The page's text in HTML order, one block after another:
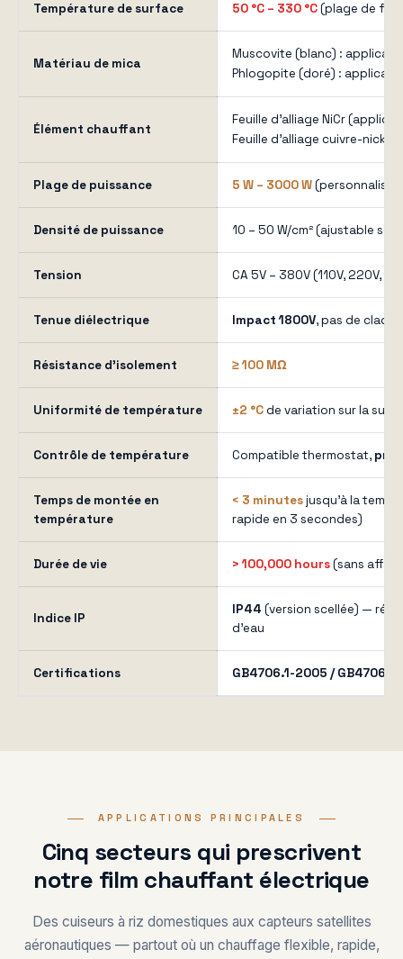
Température de surface 50 °C – 330 °C(plage de
Matériau de mica
Muscovite (blanc) :
Phlogopite (doré) :
Élément chauffant
Feuille d'alliage NiCr
Feuille d'alliage cuivre-
Plage de puissance 5 W – 3000 W
Densité de puissance 10 – 50 W/cm² (ajustable
Tension CA 5V – 380V (110V, 220V,
Tenue diélectrique Impact 1800V, pas de
Résistance d'isolement ≥ 100 MΩ
Uniformité de température ±2 °Cde variation sur la
Contrôle de température Compatible thermostat,
Temps de montée en
température
< 3 minutesjusqu'à la
rapide en 3 secondes)
Durée de vie > 100,000 hours(sans
Indice IP
IP44 (version scellée) —
d'eau
Certifications GB4706.1-2005 /
APPLICATIONS PRINCIPALES
Cinq secteurs qui prescrivent
notre film chauffant électrique
Des cuiseurs à riz domestiques aux capteurs satellites
aéronautiques — partout où un chauffage flexible, rapide,